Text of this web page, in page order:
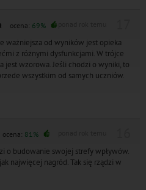
ocena: 69%
ważniejsza od wyników jest opieka
z różnymi dysfunkcjami. W trójce
jest wzorowa. Jeśli chodzi o wyniki, to
wszystkim od samych uczniów.
ocena: 81%
o budowanie swojej strefy wpływów.
najwięcej nagród. Tak się rządzi w